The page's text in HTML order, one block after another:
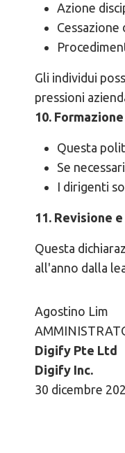
Azione
Gli individui
pressioni
10.
Questa
Se
I dirigenti
11. Revisione
Questa
all'anno dalla
Agostino Lim
Digify Pte Ltd
Digify Inc.
30 dicembre